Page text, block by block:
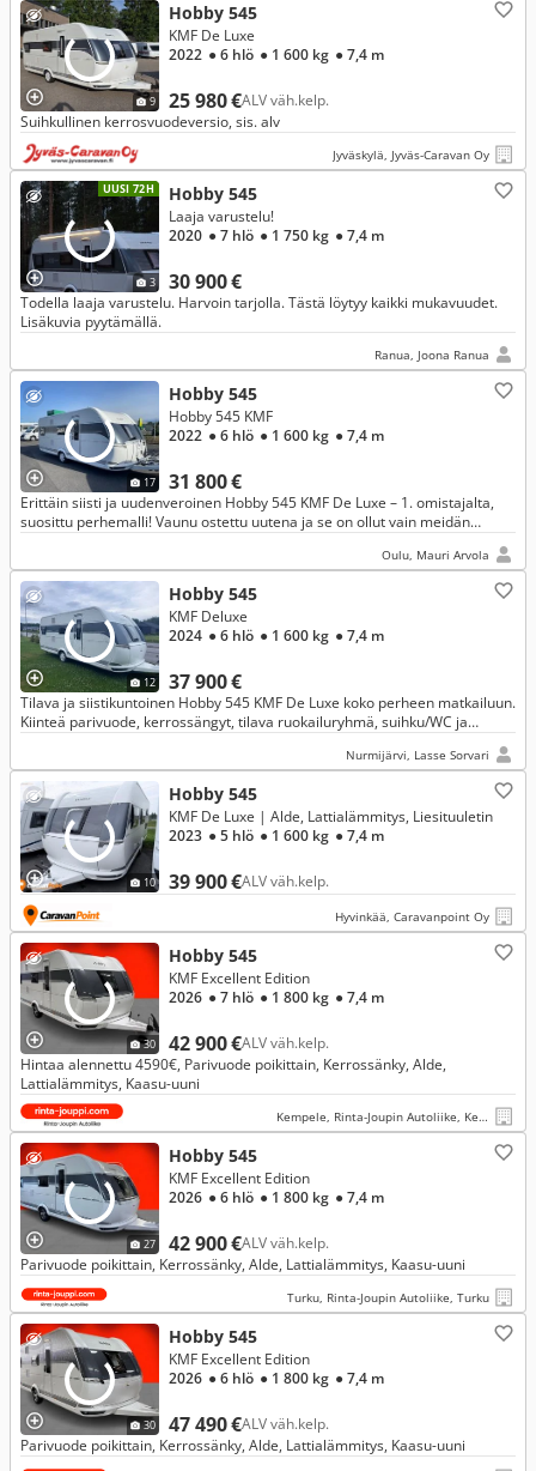
9
Hobby 545
25 980 €ALV väh.kelp.
KMF De Luxe
2022 ● 6 hlö ● 1 600 kg ● 7,4 m
Suihkullinen kerrosvuodeversio, sis. alv
Jyväskylä, Jyväs-Caravan Oy
UUSI 72H
3
Hobby 545
30 900 €
Laaja varustelu!
2020 ● 7 hlö ● 1 750 kg ● 7,4 m
Todella laaja varustelu. Harvoin tarjolla. Tästä löytyy kaikki mukavuudet.
Lisäkuvia pyytämällä.
Ranua, Joona Ranua
17
Hobby 545
31 800 €
Hobby 545 KMF
2022 ● 6 hlö ● 1 600 kg ● 7,4 m
Erittäin siisti ja uudenveroinen Hobby 545 KMF De Luxe – 1. omistajalta,
suosittu perhemalli! Vaunu ostettu uutena ja se on ollut vain meidän
Oulu, Mauri Arvola
12
Hobby 545
37 900 €
KMF Deluxe
2024 ● 6 hlö ● 1 600 kg ● 7,4 m
Tilava ja siistikuntoinen Hobby 545 KMF De Luxe koko perheen matkailuun.
Kiinteä parivuode, kerrossängyt, tilava ruokailuryhmä, suihku/WC ja
Nurmijärvi, Lasse Sorvari
10
Hobby 545
39 900 €ALV väh.kelp.
KMF De Luxe | Alde, Lattialämmitys, Liesituuletin
2023 ● 5 hlö ● 1 600 kg ● 7,4 m
Hyvinkää, Caravanpoint Oy
30
Hobby 545
42 900 €ALV väh.kelp.
KMF Excellent Edition
2026 ● 7 hlö ● 1 800 kg ● 7,4 m
Hintaa alennettu 4590€, Parivuode poikittain, Kerrossänky, Alde,
Lattialämmitys, Kaasu-uuni
Kempele, Rinta-Joupin Autoliike, Kempele
27
Hobby 545
42 900 €ALV väh.kelp.
KMF Excellent Edition
2026 ● 6 hlö ● 1 800 kg ● 7,4 m
Parivuode poikittain, Kerrossänky, Alde, Lattialämmitys, Kaasu-uuni
Turku, Rinta-Joupin Autoliike, Turku
30
Hobby 545
47 490 €ALV väh.kelp.
KMF Excellent Edition
2026 ● 6 hlö ● 1 800 kg ● 7,4 m
Parivuode poikittain, Kerrossänky, Alde, Lattialämmitys, Kaasu-uuni